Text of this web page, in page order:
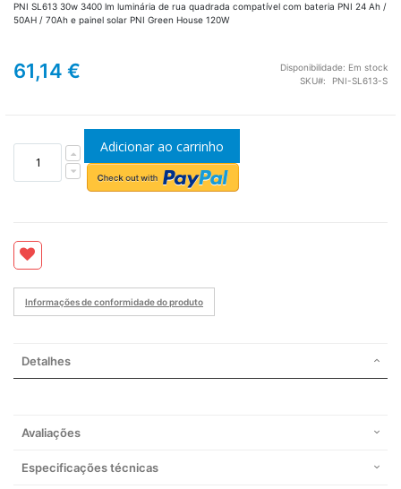
PNI SL613 30w 3400 lm luminária de rua quadrada compatível com bateria PNI 24 Ah /
50AH / 70Ah e painel solar PNI Green House 120W
61,14 € Disponibilidade: Em stock
SKU
PNI-SL613-S
Adicionar ao carrinho
Informações de conformidade do produto
Detalhes
Avaliações
Especificações técnicas